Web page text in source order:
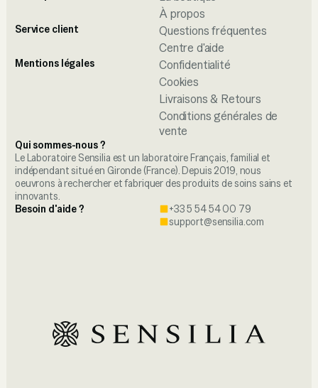
À propos
Service client
Questions fréquentes
Centre d'aide
Mentions légales
Confidentialité
Cookies
Livraisons & Retours
Conditions générales de
vente
Qui sommes-nous ?
Le Laboratoire Sensilia est un laboratoire Français, familial et
indépendant situé en Gironde (France). Depuis 2019, nous
oeuvrons à rechercher et fabriquer des produits de soins sains et
innovants.
Besoin d'aide ?
+33 5 54 54 00 79
support@sensilia.com